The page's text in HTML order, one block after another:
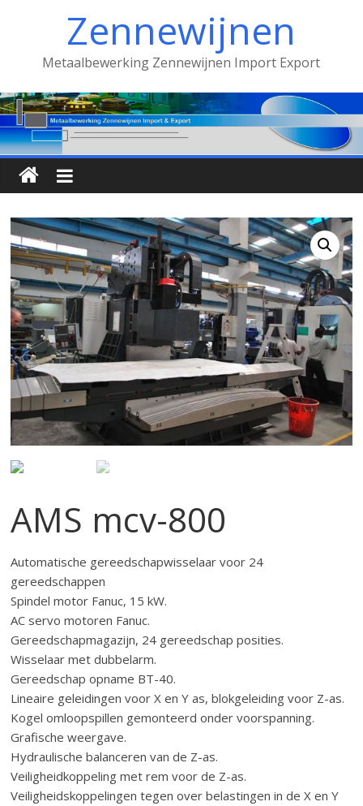
Zennewijnen
Metaalbewerking Zennewijnen Import Export
AMS mcv-800
Automatische gereedschapwisselaar voor 24
gereedschappen
Spindel motor Fanuc, 15 kW.
AC servo motoren Fanuc.
Gereedschapmagazijn, 24 gereedschap posities.
Wisselaar met dubbelarm.
Gereedschap opname BT-40.
Lineaire geleidingen voor X en Y as, blokgeleiding voor Z-as.
Kogel omloopspillen gemonteerd onder voorspanning.
Grafische weergave.
Hydraulische balanceren van de Z-as.
Veiligheidkoppeling met rem voor de Z-as.
Veiligheidskoppelingen tegen over belastingen in de X en Y